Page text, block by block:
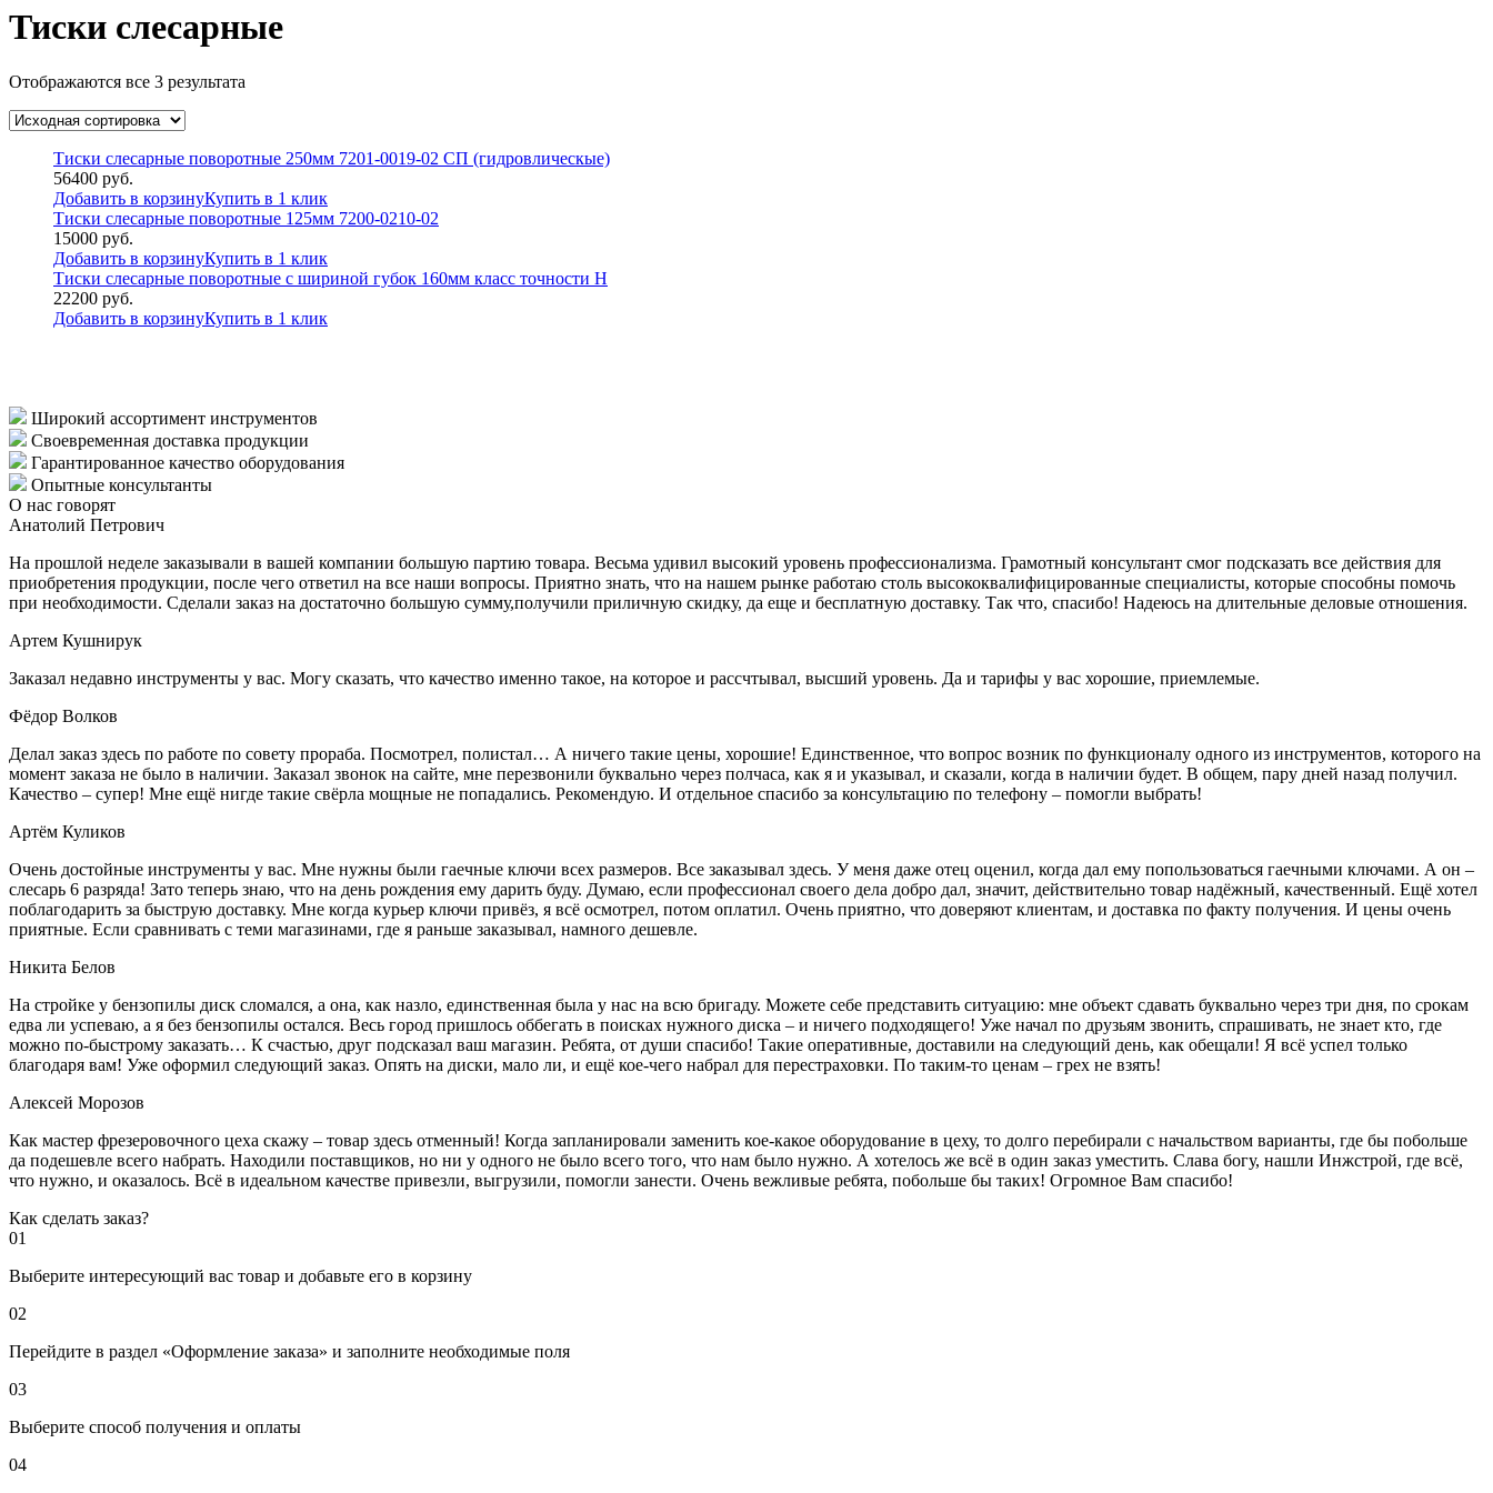
Тиски слесарные
Отображаются все 3 результата
Тиски слесарные поворотные 250мм 7201-0019-02 СП (гидровлическые)
56400 руб.
Добавить в корзинуКупить в 1 клик
Тиски слесарные поворотные 125мм 7200-0210-02
15000 руб.
Добавить в корзинуКупить в 1 клик
Тиски слесарные поворотные с шириной губок 160мм класс точности Н
22200 руб.
Добавить в корзинуКупить в 1 клик
Широкий ассортимент инструментов
Своевременная доставка продукции
Гарантированное качество оборудования
Опытные консультанты
О нас говорят
Анатолий Петрович
На прошлой неделе заказывали в вашей компании большую партию товара. Весьма удивил высокий уровень профессионализма. Грамотный консультант смог подсказать все действия для
приобретения продукции, после чего ответил на все наши вопросы. Приятно знать, что на нашем рынке работаю столь высококвалифицированные специалисты, которые способны помочь
при необходимости. Сделали заказ на достаточно большую сумму,получили приличную скидку, да еще и бесплатную доставку. Так что, спасибо! Надеюсь на длительные деловые отношения.
Артем Кушнирук
Заказал недавно инструменты у вас. Могу сказать, что качество именно такое, на которое и рассчтывал, высший уровень. Да и тарифы у вас хорошие, приемлемые.
Фёдор Волков
Делал заказ здесь по работе по совету прораба. Посмотрел, полистал… А ничего такие цены, хорошие! Единственное, что вопрос возник по функционалу одного из инструментов, которого на
момент заказа не было в наличии. Заказал звонок на сайте, мне перезвонили буквально через полчаса, как я и указывал, и сказали, когда в наличии будет. В общем, пару дней назад получил.
Качество – супер! Мне ещё нигде такие свёрла мощные не попадались. Рекомендую. И отдельное спасибо за консультацию по телефону – помогли выбрать!
Артём Куликов
Очень достойные инструменты у вас. Мне нужны были гаечные ключи всех размеров. Все заказывал здесь. У меня даже отец оценил, когда дал ему попользоваться гаечными ключами. А он –
слесарь 6 разряда! Зато теперь знаю, что на день рождения ему дарить буду. Думаю, если профессионал своего дела добро дал, значит, действительно товар надёжный, качественный. Ещё хотел
поблагодарить за быструю доставку. Мне когда курьер ключи привёз, я всё осмотрел, потом оплатил. Очень приятно, что доверяют клиентам, и доставка по факту получения. И цены очень
приятные. Если сравнивать с теми магазинами, где я раньше заказывал, намного дешевле.
Никита Белов
На стройке у бензопилы диск сломался, а она, как назло, единственная была у нас на всю бригаду. Можете себе представить ситуацию: мне объект сдавать буквально через три дня, по срокам
едва ли успеваю, а я без бензопилы остался. Весь город пришлось оббегать в поисках нужного диска – и ничего подходящего! Уже начал по друзьям звонить, спрашивать, не знает кто, где
можно по-быстрому заказать… К счастью, друг подсказал ваш магазин. Ребята, от души спасибо! Такие оперативные, доставили на следующий день, как обещали! Я всё успел только
благодаря вам! Уже оформил следующий заказ. Опять на диски, мало ли, и ещё кое-чего набрал для перестраховки. По таким-то ценам – грех не взять!
Алексей Морозов
Как мастер фрезеровочного цеха скажу – товар здесь отменный! Когда запланировали заменить кое-какое оборудование в цеху, то долго перебирали с начальством варианты, где бы побольше
да подешевле всего набрать. Находили поставщиков, но ни у одного не было всего того, что нам было нужно. А хотелось же всё в один заказ уместить. Слава богу, нашли Инжстрой, где всё,
что нужно, и оказалось. Всё в идеальном качестве привезли, выгрузили, помогли занести. Очень вежливые ребята, побольше бы таких! Огромное Вам спасибо!
Как сделать заказ?
01
Выберите интересующий вас товар и добавьте его в корзину
02
Перейдите в раздел «Оформление заказа» и заполните необходимые поля
03
Выберите способ получения и оплаты
04